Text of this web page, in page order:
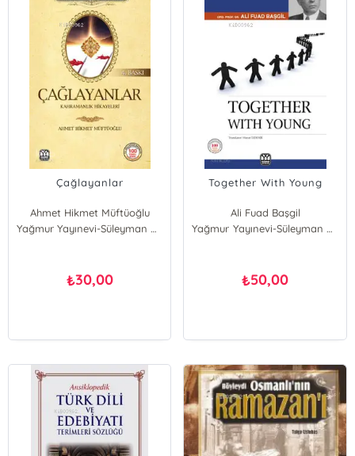
Çağlayanlar
Ahmet Hikmet Müftüoğlu
Yağmur Yayınevi-Süleyman Özdemir
₺30,00
Together With Young
Ali Fuad Başgil
Yağmur Yayınevi-Süleyman Özdemir
₺50,00